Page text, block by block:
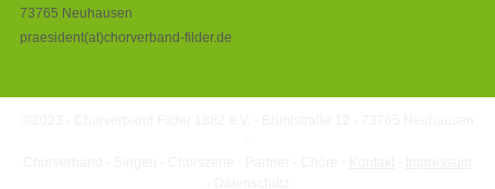
73765 Neuhausen
praesident(at)chorverband-filder.de